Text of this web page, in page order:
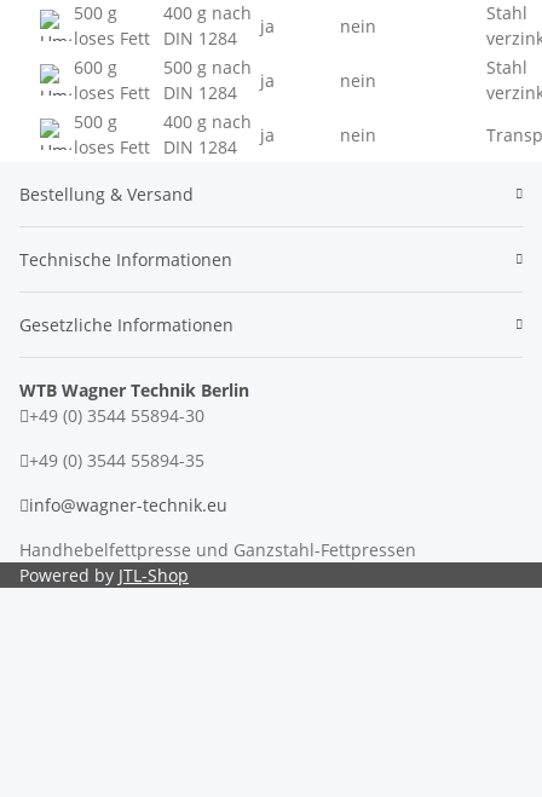
500 g
loses Fett
400 g nach
DIN 1284
ja nein
Stahl
600 g
loses Fett
500 g nach
DIN 1284
ja nein
Stahl
500 g
loses Fett
400 g nach
DIN 1284
ja nein
Bestellung & Versand
Technische Informationen
Gesetzliche Informationen
WTB Wagner Technik Berlin
+49 (0) 3544 55894-30
+49 (0) 3544 55894-35
info@wagner-technik.eu
Handhebelfettpresse und Ganzstahl-Fettpressen
Powered by JTL-Shop